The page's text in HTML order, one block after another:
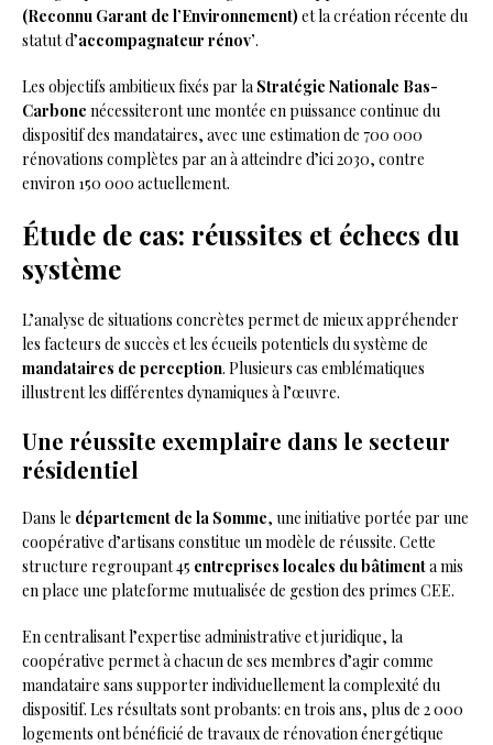
(Reconnu Garant de l’Environnement) et la création récente du
statut d’accompagnateur rénov’.
Les objectifs ambitieux fixés par la Stratégie Nationale Bas-
Carbone nécessiteront une montée en puissance continue du
dispositif des mandataires, avec une estimation de 700 000
rénovations complètes par an à atteindre d’ici 2030, contre
environ 150 000 actuellement.
Étude de cas: réussites et échecs du
système
L’analyse de situations concrètes permet de mieux appréhender
les facteurs de succès et les écueils potentiels du système de
mandataires de perception. Plusieurs cas emblématiques
illustrent les différentes dynamiques à l’œuvre.
Une réussite exemplaire dans le secteur
résidentiel
Dans le département de la Somme, une initiative portée par une
coopérative d’artisans constitue un modèle de réussite. Cette
structure regroupant 45 entreprises locales du bâtimenta mis
en place une plateforme mutualisée de gestion des primes CEE.
En centralisant l’expertise administrative et juridique, la
coopérative permet à chacun de ses membres d’agir comme
mandataire sans supporter individuellement la complexité du
dispositif. Les résultats sont probants: en trois ans, plus de 2 000
logements ont bénéficié de travaux de rénovation énergétique